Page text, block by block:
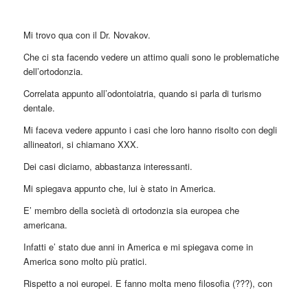
Mi trovo qua con il Dr. Novakov.
Che ci sta facendo vedere un attimo quali sono le problematiche
dell’ortodonzia.
Correlata appunto all’odontoiatria, quando si parla di turismo
dentale.
Mi faceva vedere appunto i casi che loro hanno risolto con degli
allineatori, si chiamano XXX.
Dei casi diciamo, abbastanza interessanti.
Mi spiegava appunto che, lui è stato in America.
E’ membro della società di ortodonzia sia europea che
americana.
Infatti e’ stato due anni in America e mi spiegava come in
America sono molto più pratici.
Rispetto a noi europei. E fanno molta meno filosofia (???), con